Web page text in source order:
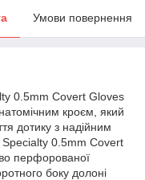
Умови повернення
0.5mm Covert Gloves
кроєм, який
дотику з надійним
Specialty 0.5mm Covert
перфорованої
боку долоні